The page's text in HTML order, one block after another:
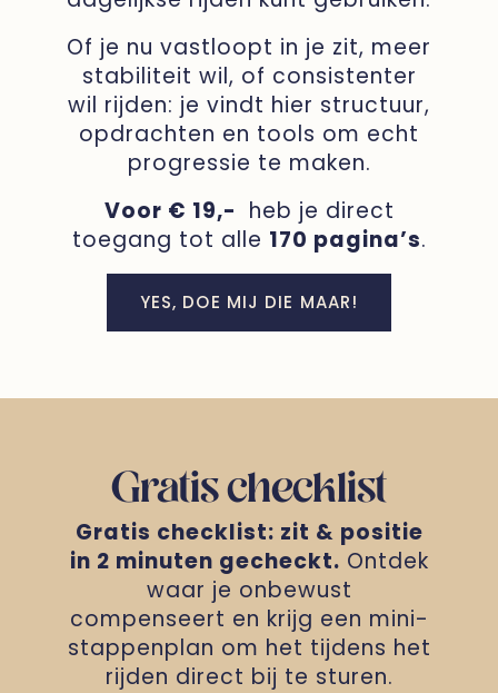
Of je nu vastloopt in je zit, meer
stabiliteit wil, of consistenter
wil rijden: je vindt hier structuur,
opdrachten en tools om echt
progressie te maken.
Voor € 19,- heb je direct
toegang tot alle 170 pagina’s.
YES, DOE MIJ DIE MAAR!
Gratis checklist
Gratis checklist: zit & positie
in 2 minuten gecheckt. Ontdek
waar je onbewust
compenseert en krijg een mini-
stappenplan om het tijdens het
rijden direct bij te sturen.